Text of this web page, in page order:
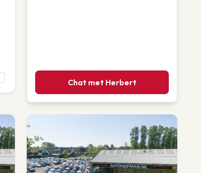
Chat met Herbert